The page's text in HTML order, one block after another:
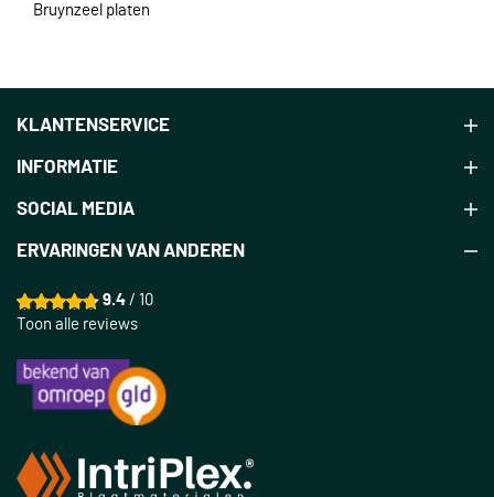
Bruynzeel platen
KLANTENSERVICE
INFORMATIE
SOCIAL MEDIA
ERVARINGEN VAN ANDEREN
9.4/ 10
Toon alle reviews